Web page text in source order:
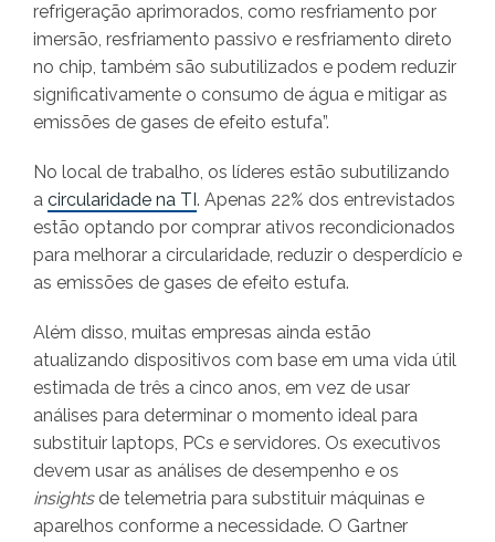
refrigeração aprimorados, como resfriamento por
imersão, resfriamento passivo e resfriamento direto
no chip, também são subutilizados e podem reduzir
significativamente o consumo de água e mitigar as
emissões de gases de efeito estufa”.
No local de trabalho, os líderes estão subutilizando
a circularidade na TI . Apenas 22% dos entrevistados
estão optando por comprar ativos recondicionados
para melhorar a circularidade, reduzir o desperdício e
as emissões de gases de efeito estufa.
Além disso, muitas empresas ainda estão
atualizando dispositivos com base em uma vida útil
estimada de três a cinco anos, em vez de usar
análises para determinar o momento ideal para
substituir laptops, PCs e servidores. Os executivos
devem usar as análises de desempenho e os
insightsde telemetria para substituir máquinas e
aparelhos conforme a necessidade. O Gartner